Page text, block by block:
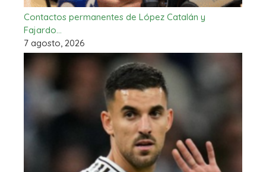
Contactos permanentes de López Catalán y
Fajardo…
7 agosto, 2026